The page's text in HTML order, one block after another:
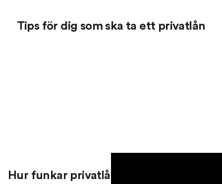
Tips för dig som ska ta ett privatlån
Hur funkar privatlån?